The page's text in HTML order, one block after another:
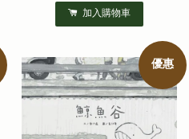
加入購物車
優惠